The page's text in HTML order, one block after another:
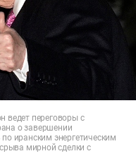
ведет переговоры с
о завершении
иранским энергетическим
мирной сделки с